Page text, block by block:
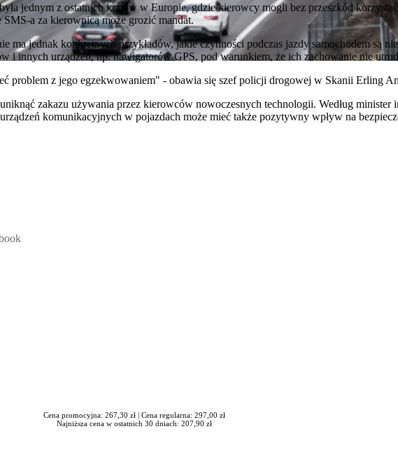
jednym z ostatnich krajów w Europie, gdzie kierowcy mogli bez przeszkód
a za kierownicą może grozić mandat.
ma jednak konkretnych przykładów, jakie czynności podczas jazdy samochodem są
i innych urządzeń, np. nawigatorów GPS, pod warunkiem, że ich zachowanie nie
problem z jego egzekwowaniem" - obawia się szef policji drogowej w Skanii Erling
zakazu używania przez kierowców nowoczesnych technologii. Według minister
komunikacyjnych w pojazdach może mieć także pozytywny wpływ na
Cena promocyjna: 267,30 zł | Cena regularna: 297,00 zł
Najniższa cena w ostatnich 30 dniach: 207,90 zł